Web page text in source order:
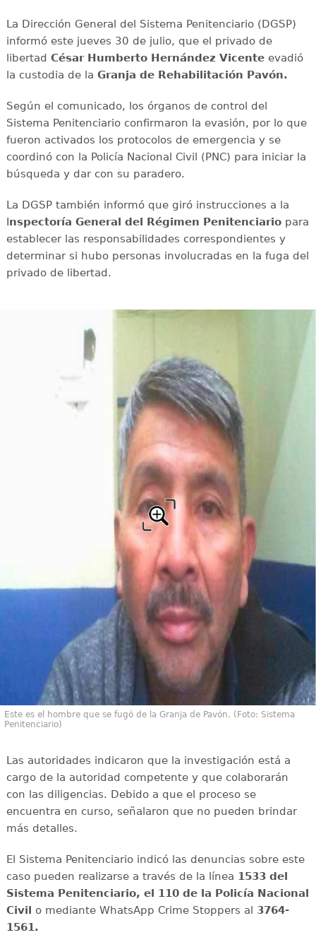
La Dirección General del Sistema Penitenciario (DGSP)
informó este jueves 30 de julio, que el privado de
libertad César Humberto Hernández Vicenteevadió
la custodia de la Granja de Rehabilitación Pavón.
Según el comunicado, los órganos de control del
Sistema Penitenciario confirmaron la evasión, por lo que
fueron activados los protocolos de emergencia y se
coordinó con la Policía Nacional Civil (PNC) para iniciar la
búsqueda y dar con su paradero.
La DGSP también informó que giró instrucciones a la
nspectoría General del Régimen Penitenciariopara
establecer las responsabilidades correspondientes y
determinar si hubo personas involucradas en la fuga del
privado de libertad.
Este es el hombre que se fugó de la Granja de Pavón. (Foto: Sistema
Penitenciario)
Las autoridades indicaron que la investigación está a
cargo de la autoridad competente y que colaborarán
con las diligencias. Debido a que el proceso se
encuentra en curso, señalaron que no pueden brindar
más detalles.
El Sistema Penitenciario indicó las denuncias sobre este
caso pueden realizarse a través de la línea 1533 del
Sistema Penitenciario, el 110 de la Policía Nacional
Civil
o mediante WhatsApp Crime Stoppers al 3764-
1561.